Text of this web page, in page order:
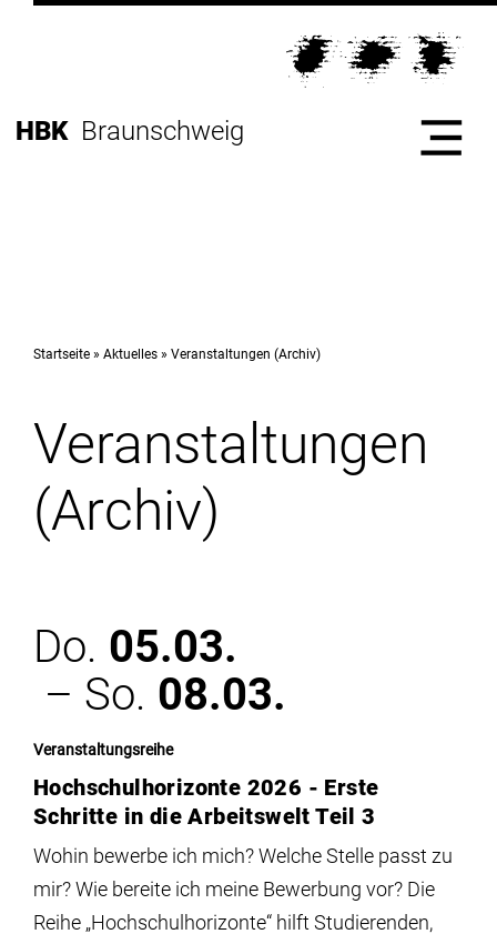
Inhalt
zur
Direkt
HBK Braunschweig
Hochschule
Studium
Institute
Infrastruktur
meinstudium
Startseite Aktuelles Veranstaltungen (Archiv)
Veranstaltungen
(Archiv)
Do. 05.03.
– So. 08.03.
Veranstaltungsreihe
Hochschulhorizonte 2026 - Erste
Schritte in die Arbeitswelt Teil 3
Wohin bewerbe ich mich? Welche Stelle passt zu
mir? Wie bereite ich meine Bewerbung vor? Die
Reihe „Hochschulhorizonte“ hilft Studierenden,